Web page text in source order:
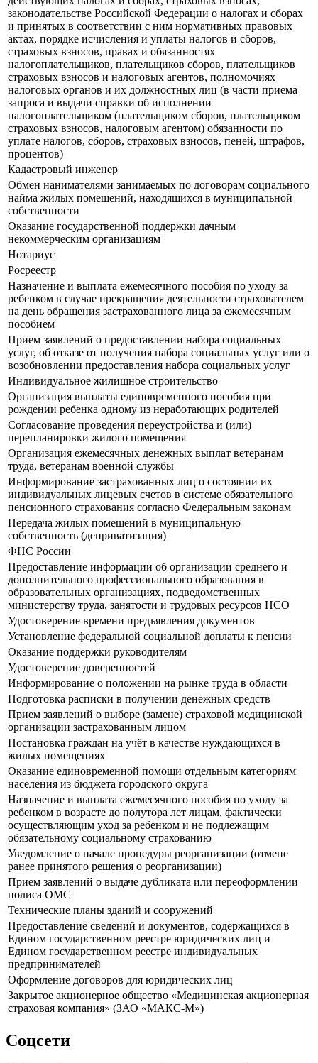
законодательстве Российской Федерации о налогах и сборах
и принятых в соответствии с ним нормативных правовых
актах, порядке исчисления и уплаты налогов и сборов,
страховых взносов, правах и обязанностях
налогоплательщиков, плательщиков сборов, плательщиков
страховых взносов и налоговых агентов, полномочиях
налоговых органов и их должностных лиц (в части приема
запроса и выдачи справки об исполнении
налогоплательщиком (плательщиком сборов, плательщиком
страховых взносов, налоговым агентом) обязанности по
уплате налогов, сборов, страховых взносов, пеней, штрафов,
процентов)
Кадастровый инженер
Обмен нанимателями занимаемых по договорам социального
найма жилых помещений, находящихся в муниципальной
собственности
Оказание государственной поддержки дачным
некоммерческим организациям
Нотариус
Росреестр
Назначение и выплата ежемесячного пособия по уходу за
ребенком в случае прекращения деятельности страхователем
на день обращения застрахованного лица за ежемесячным
пособием
Прием заявлений о предоставлении набора социальных
услуг, об отказе от получения набора социальных услуг или о
возобновлении предоставления набора социальных услуг
Индивидуальное жилищное строительство
Организация выплаты единовременного пособия при
рождении ребенка одному из неработающих родителей
Согласование проведения переустройства и (или)
перепланировки жилого помещения
Организация ежемесячных денежных выплат ветеранам
труда, ветеранам военной службы
Информирование застрахованных лиц о состоянии их
индивидуальных лицевых счетов в системе обязательного
пенсионного страхования согласно Федеральным законам
Передача жилых помещений в муниципальную
собственность (деприватизация)
ФНС России
Предоставление информации об организации среднего и
дополнительного профессионального образования в
образовательных организациях, подведомственных
министерству труда, занятости и трудовых ресурсов НСО
Удостоверение времени предъявления документов
Установление федеральной социальной доплаты к пенсии
Оказание поддержки руководителям
Удостоверение доверенностей
Информирование о положении на рынке труда в области
Подготовка расписки в получении денежных средств
Прием заявлений о выборе (замене) страховой медицинской
организации застрахованным лицом
Постановка граждан на учёт в качестве нуждающихся в
жилых помещениях
Оказание единовременной помощи отдельным категориям
населения из бюджета городского округа
Назначение и выплата ежемесячного пособия по уходу за
ребенком в возрасте до полутора лет лицам, фактически
осуществляющим уход за ребенком и не подлежащим
обязательному социальному страхованию
Уведомление о начале процедуры реорганизации (отмене
ранее принятого решения о реорганизации)
Прием заявлений о выдаче дубликата или переоформлении
полиса ОМС
Технические планы зданий и сооружений
Предоставление сведений и документов, содержащихся в
Едином государственном реестре юридических лиц и
Едином государственном реестре индивидуальных
предпринимателей
Оформление договоров для юридических лиц
Закрытое акционерное общество «Медицинская акционерная
страховая компания» (ЗАО «МАКС-М»)
Соцсети